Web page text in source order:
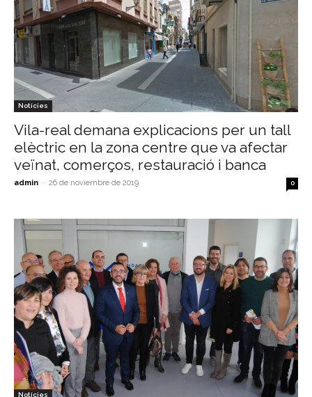
Notícies
Vila-real demana explicacions per un tall
elèctric en la zona centre que va afectar
veïnat, comerços, restauració i banca
admin - 26 de noviembre de 2019 0
Notícies